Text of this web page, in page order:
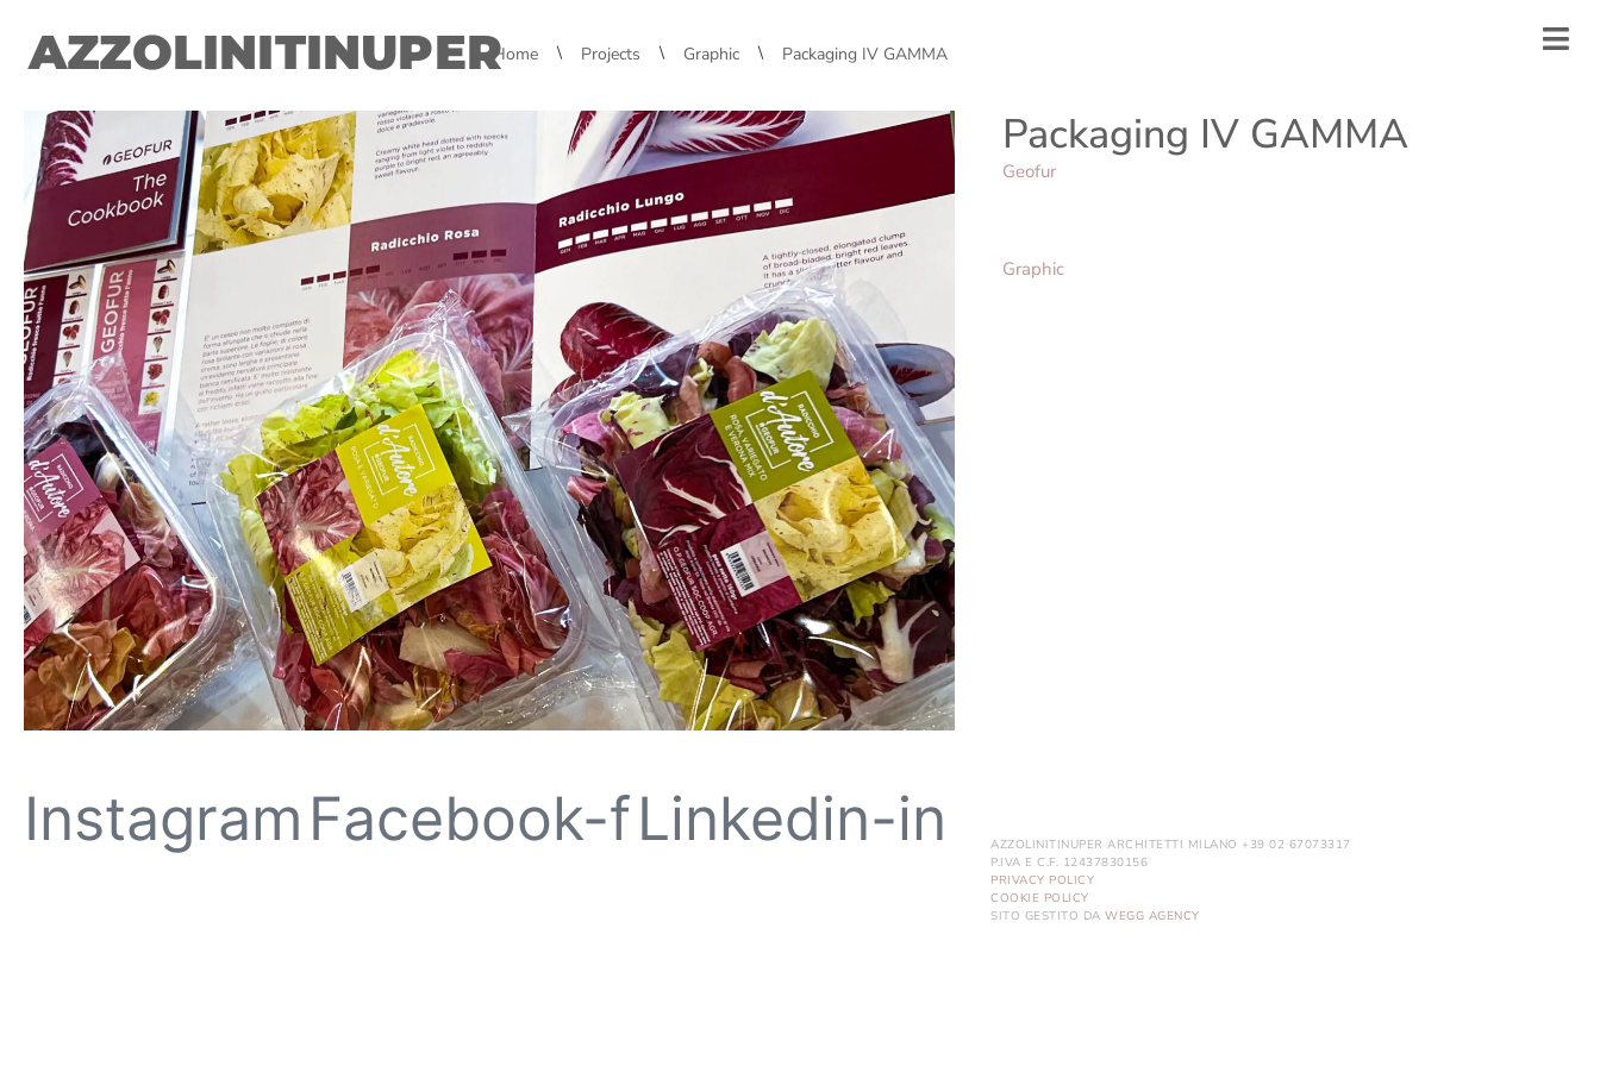
AZZOLINITINUPERHome \ Projects \ Graphic \ Packaging IV GAMMA
Packaging IV GAMMA
Geofur
Graphic
Instagram Facebook-fLinkedin-in
AZZOLINITINUPER ARCHITETTI MILANO +39 02 67073317
P.IVA E C.F. 12437830156
PRIVACY POLICY
COOKIE POLICY
SITO GESTITO DAWEGG AGENCY